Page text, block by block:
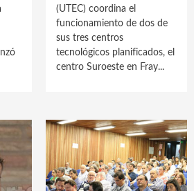
(UTEC) coordina el
funcionamiento de dos de
sus tres centros
tecnológicos planificados, el
centro Suroeste en Fray...